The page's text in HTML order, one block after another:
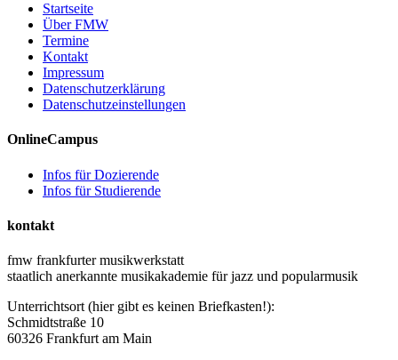
Startseite
Über FMW
Termine
Kontakt
Impressum
Datenschutzerklärung
Datenschutzeinstellungen
OnlineCampus
Infos für Dozierende
Infos für Studierende
kontakt
fmw frankfurter musikwerkstatt
staatlich anerkannte musikakademie für jazz und popularmusik
Unterrichtsort (hier gibt es keinen Briefkasten!):
Schmidtstraße 10
60326 Frankfurt am Main